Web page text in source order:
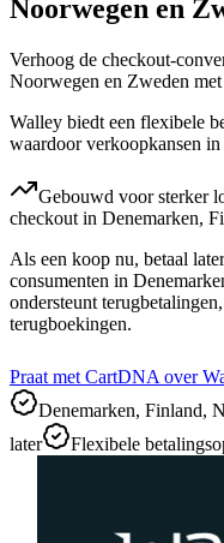
Noorwegen en
Verhoog de checkout-
Noorwegen en Zweden
Walley biedt een flexibele
waardoor verkoopkansen
Gebouwd voor sterker
checkout in Denemarken,
Als een koop nu, betaal
consumenten in
ondersteunt
terugboekingen.
Praat met CartDNA over
Denemarken, Finland,
later
Flexibele